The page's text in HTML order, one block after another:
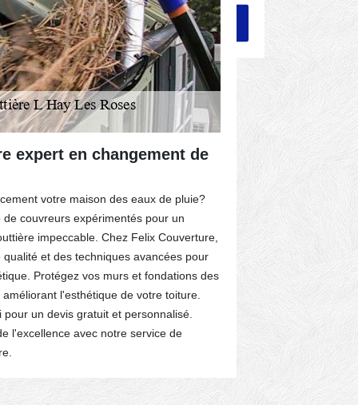
expert en changement de
votre maison des eaux de pluie?
couvreurs expérimentés pour un
impeccable. Chez Felix Couverture,
et des techniques avancées pour
Protégez vos murs et fondations des
l'esthétique de votre toiture.
un devis gratuit et personnalisé.
l'excellence avec notre service de
Client}
Gardez
service
Système
d'étanchéité!
vous
laissez-nous
expertise,